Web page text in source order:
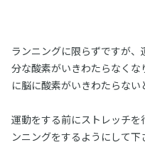
ランニングに限らずですが
分な酸素がいきわたらなく
に脳に酸素がいきわたらない
運動をする前にストレッチ
ンニングをするようにして